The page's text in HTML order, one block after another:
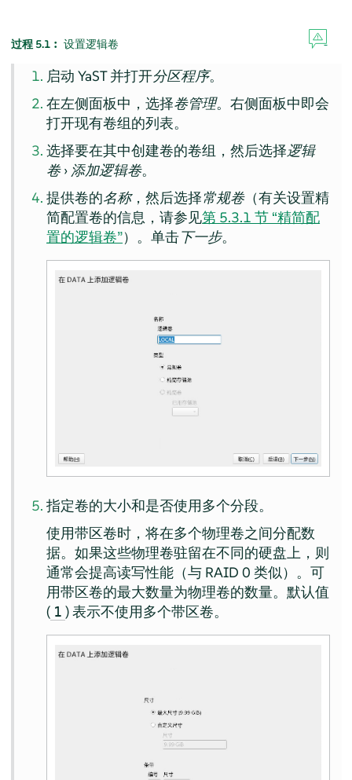
过程 5.1︰ 设置逻辑卷
启动 YaST 并打开分区程序。
在左侧面板中，选择卷管理。右侧面板中即会
打开现有卷组的列表。
选择要在其中创建卷的卷组，然后选择逻辑
卷› 添加逻辑卷。
提供卷的名称，然后选择常规卷（有关设置精
简配置卷的信息，请参见第 5.3.1 节 “精简配
置的逻辑卷”）。单击下一步。
指定卷的大小和是否使用多个分段。
使用带区卷时，将在多个物理卷之间分配数
据。如果这些物理卷驻留在不同的硬盘上，则
通常会提高读写性能（与 RAID 0 类似）。可
用带区卷的最大数量为物理卷的数量。默认值
( 1 ) 表示不使用多个带区卷。